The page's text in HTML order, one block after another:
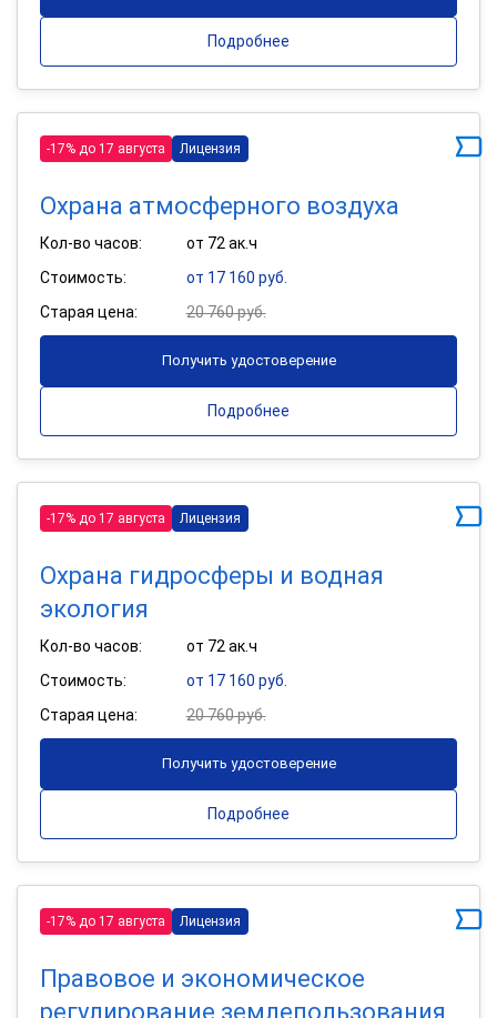
Подробнее
-17% до 17 августа Лицензия
Охрана атмосферного воздуха
Кол-во часов:
от 72 ак.ч
Стоимость:
от 17 160 руб.
Старая цена:
20 760 руб.
Получить удостоверение
Подробнее
-17% до 17 августа Лицензия
Охрана гидросферы и водная
экология
Кол-во часов:
от 72 ак.ч
Стоимость:
от 17 160 руб.
Старая цена:
20 760 руб.
Получить удостоверение
Подробнее
-17% до 17 августа Лицензия
Правовое и экономическое
регулирование землепользования